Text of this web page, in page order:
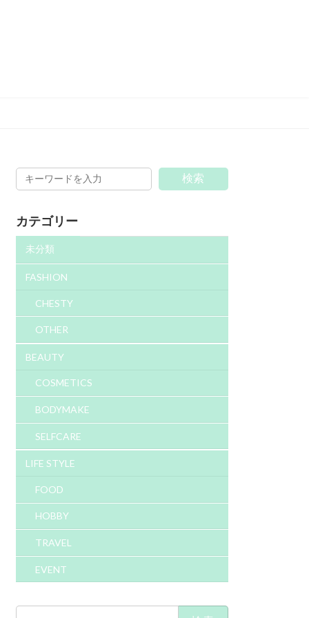
検索
カテゴリー
未分類
FASHION
CHESTY
OTHER
BEAUTY
COSMETICS
BODYMAKE
SELFCARE
LIFE STYLE
FOOD
HOBBY
TRAVEL
EVENT
検